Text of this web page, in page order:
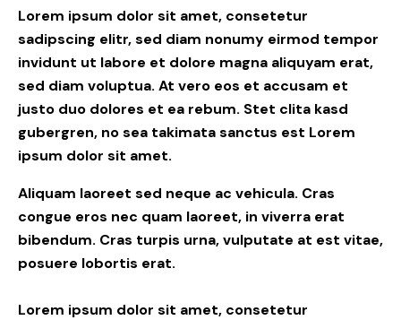
Lorem ipsum dolor sit amet, consetetur
sadipscing elitr, sed diam nonumy eirmod tempor
invidunt ut labore et dolore magna aliquyam erat,
sed diam voluptua. At vero eos et accusam et
justo duo dolores et ea rebum. Stet clita kasd
gubergren, no sea takimata sanctus est Lorem
ipsum dolor sit amet.
Aliquam laoreet sed neque ac vehicula. Cras
congue eros nec quam laoreet, in viverra erat
bibendum. Cras turpis urna, vulputate at est vitae,
posuere lobortis erat.
Lorem ipsum dolor sit amet, consetetur